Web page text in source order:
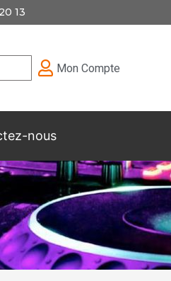
13
Mon Compte
nous